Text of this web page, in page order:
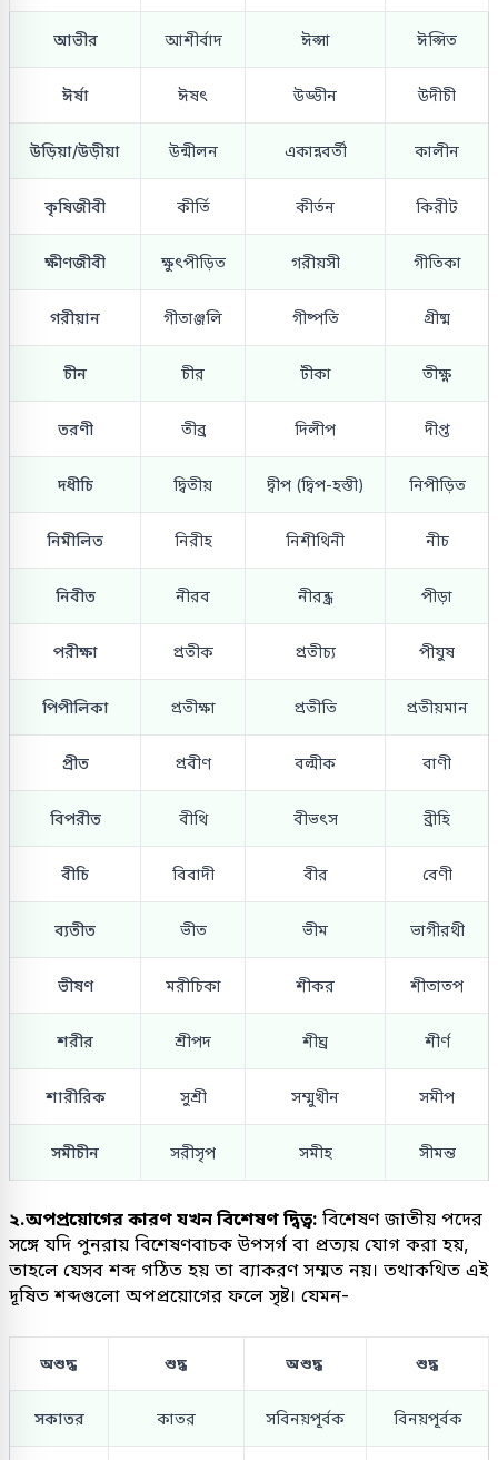
আভীর আশীর্বাদ ঈপ্সা ঈপ্সিত
ঈর্ষা ঈষৎ উড্ডীন উদীচী
উড়িয়া/উড়ীয়া উন্মীলন একান্নবর্তী কালীন
কৃষিজীবী কীর্তি কীর্তন কিরীট
ক্ষীণজীবী ক্ষুৎপীড়িত গরীয়সী গীতিকা
গরীয়ান গীতাঞ্জলি গীষ্পতি গ্রীষ্ম
চীন চীর টীকা তীক্ষ্ণ
তরণী তীব্র দিলীপ দীপ্ত
দধীচি দ্বিতীয় দ্বীপ (দ্বিপ-হস্তী) নিপীড়িত
নিমীলিত নিরীহ নিশীথিনী নীচ
নিবীত নীরব নীরন্ধ্র পীড়া
পরীক্ষা প্রতীক প্রতীচ্য পীযুষ
পিপীলিকা প্রতীক্ষা প্রতীতি প্রতীয়মান
প্রীত প্রবীণ বল্মীক বাণী
বিপরীত বীথি বীভৎস ব্রীহি
বীচি বিবাদী বীর বেণী
ব্যতীত ভীত ভীম ভাগীরথী
ভীষণ মরীচিকা শীকর শীতাতপ
শরীর শ্রীপদ শীঘ্র শীর্ণ
শারীরিক সুশ্রী সম্মুখীন সমীপ
সমীচীন সরীসৃপ সমীহ সীমন্ত
২.অপপ্রয়োগের কারণ যখন বিশেষণ দ্বিত্ব: বিশেষণ জাতীয় পদের
সঙ্গে যদি পুনরায় বিশেষণবাচক উপসর্গ বা প্রত্যয় যোগ করা হয়,
তাহলে যেসব শব্দ গঠিত হয় তা ব্যাকরণ সম্মত নয়। তথাকথিত এই
দূষিত শব্দগুলো অপপ্রয়োগের ফলে সৃষ্ট। যেমন-
অশুদ্ধ শুদ্ধ অশুদ্ধ শুদ্ধ
সকাতর কাতর সবিনয়পূর্বক বিনয়পূর্বক